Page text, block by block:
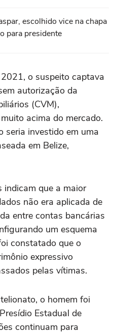
escolhido vice na chapa
para presidente
o suspeito captava
autorização da
(CVM),
acima do mercado.
seria investido em uma
em Belize,
indicam que a maior
não era aplicada de
entre contas bancárias
um esquema
constatado que o
expressivo
pelas vítimas.
o homem foi
Estadual de
continuam para